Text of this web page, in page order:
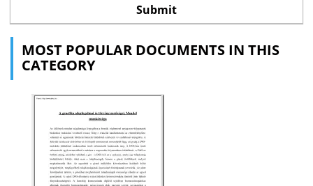
MOST POPULAR DOCUMENTS IN THIS
CATEGORY